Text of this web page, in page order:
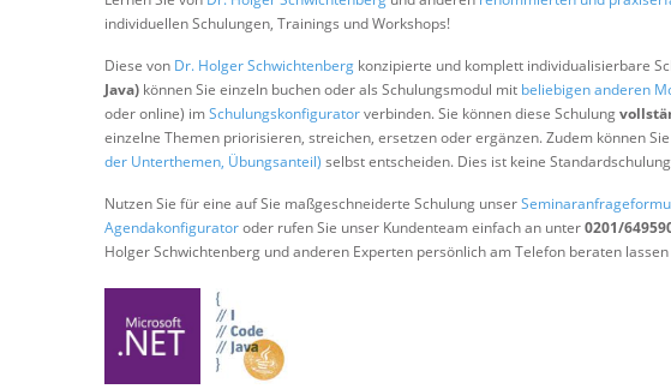
individuellen Schulungen, Trainings und Workshops!
Diese von Dr. Holger Schwichtenberg konzipierte und komplett individualisierbare
Java) können Sie einzeln buchen oder als Schulungsmodul mit beliebigen anderen
oder online) imSchulungskonfiguratorverbinden. Sie können diese Schulung
einzelne Themen priorisieren, streichen, ersetzen oder ergänzen. Zudem können
der Unterthemen, Übungsanteil) selbst entscheiden. Dies ist keine
Nutzen Sie für eine auf Sie maßgeschneiderte Schulung unser
Agendakonfiguratoroder rufen Sie unser Kundenteam einfach an unter0201/
Holger Schwichtenberg und anderen Experten persönlich am Telefon beraten